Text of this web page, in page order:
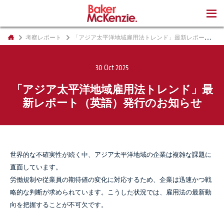
考察レポート 「アジア太平洋地域雇用法トレンド」最新レポート（英語）発行のお知らせ
30 Oct 2025
「アジア太平洋地域雇用法トレンド」最
新レポート（英語）発行のお知らせ
世界的な不確実性が続く中、アジア太平洋地域の企業は複雑な課題に
直面しています。
労働規制や従業員の期待値の変化に対応するため、企業は迅速かつ戦
略的な判断が求められています。こうした状況では、雇用法の最新動
向を把握することが不可欠です。